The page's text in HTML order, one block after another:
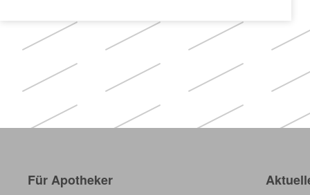
Für Apotheker